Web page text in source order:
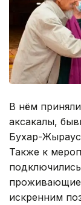
В нём
аксакалы,
Бухар-
Также к
проживающие
искренним